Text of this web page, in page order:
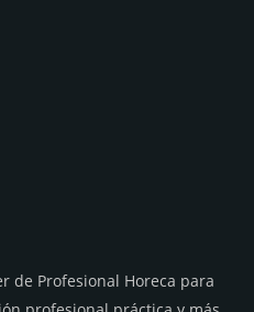
de Profesional Horeca para